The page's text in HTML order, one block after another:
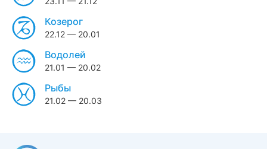
Козерог
22.12 — 20.01
Водолей
21.01 — 20.02
Рыбы
21.02 — 20.03